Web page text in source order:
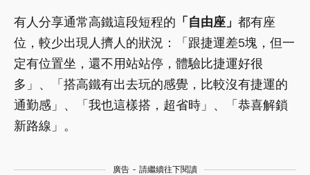
有人分享通常高鐵這段短程的 「自由座」 都有座
位，較少出現人擠人的狀況：「跟捷運差5塊，但一
定有位置坐，還不用站站停，體驗比捷運好很
多」、「搭高鐵有出去玩的感覺，比較沒有捷運的
通勤感」、「我也這樣搭，超省時」、「恭喜解鎖
新路線」。
廣告 - 請繼續往下閱讀